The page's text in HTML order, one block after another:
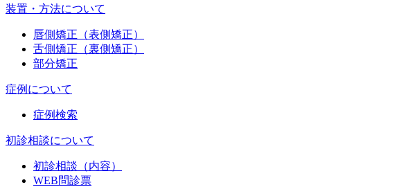
装置・方法について
唇側矯正（表側矯正）
舌側矯正（裏側矯正）
部分矯正
症例について
症例検索
初診相談について
初診相談（内容）
WEB問診票